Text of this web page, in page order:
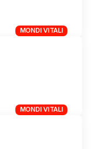
MONDI VITALI
MONDI VITALI